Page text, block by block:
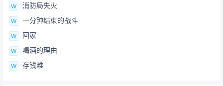
消防局失火
一分钟结束的战斗
回家
喝酒的理由
存钱难